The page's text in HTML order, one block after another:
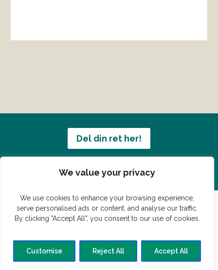
We value your privacy
We use cookies to enhance your browsing experience,
serve personalised ads or content, and analyse our traffic.
By clicking "Accept All", you consent to our use of cookies.
Customise Reject All Accept All
Del din ret her!
Har du en konge ret du vil dele?
© Vildmedmad.dk 2019. God og nem mad!
Hovedret
Bagværk Forret Buffet Dessert